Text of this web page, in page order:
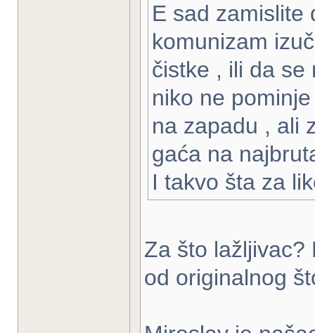
E sad zamislite
komunizam
čistke , ili da se
niko ne
na zapadu , ali
gaća na
I takvo šta za
Za što lažljivac?
od originalnog